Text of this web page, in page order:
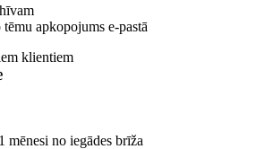
apkopojums e-pastā
klientiem
mēnesi no iegādes brīža